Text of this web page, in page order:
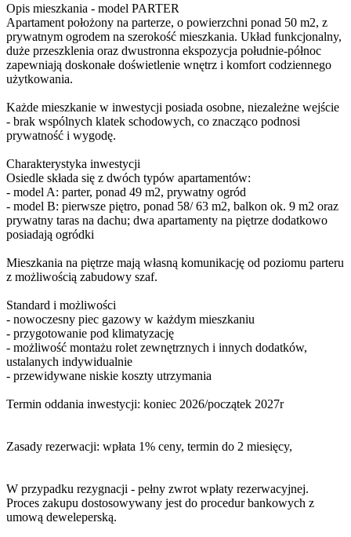
Opis mieszkania - model PARTER
Apartament położony na parterze, o powierzchni ponad 50 m2, z
prywatnym ogrodem na szerokość mieszkania. Układ funkcjonalny,
duże przeszklenia oraz dwustronna ekspozycja południe-północ
zapewniają doskonałe doświetlenie wnętrz i komfort codziennego
użytkowania.
Każde mieszkanie w inwestycji posiada osobne, niezależne wejście
- brak wspólnych klatek schodowych, co znacząco podnosi
prywatność i wygodę.
Charakterystyka inwestycji
Osiedle składa się z dwóch typów apartamentów:
- model A: parter, ponad 49 m2, prywatny ogród
- model B: pierwsze piętro, ponad 58/ 63 m2, balkon ok. 9 m2 oraz
prywatny taras na dachu; dwa apartamenty na piętrze dodatkowo
posiadają ogródki
Mieszkania na piętrze mają własną komunikację od poziomu parteru
z możliwością zabudowy szaf.
Standard i możliwości
- nowoczesny piec gazowy w każdym mieszkaniu
- przygotowanie pod klimatyzację
- możliwość montażu rolet zewnętrznych i innych dodatków,
ustalanych indywidualnie
- przewidywane niskie koszty utrzymania
Termin oddania inwestycji: koniec 2026/początek 2027r
Zasady rezerwacji: wpłata 1% ceny, termin do 2 miesięcy,
W przypadku rezygnacji - pełny zwrot wpłaty rezerwacyjnej.
Proces zakupu dostosowywany jest do procedur bankowych z
umową deweleperską.